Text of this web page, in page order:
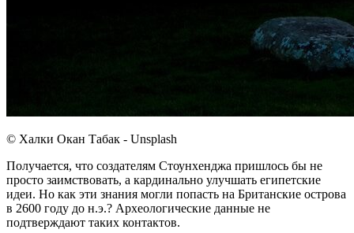
© Халки Окан Табак - Unsplash
Получается, что создателям Стоунхенджа пришлось бы не
просто заимствовать, а кардинально улучшать египетские
идеи. Но как эти знания могли попасть на Британские острова
в 2600 году до н.э.? Археологические данные не
подтверждают таких контактов.